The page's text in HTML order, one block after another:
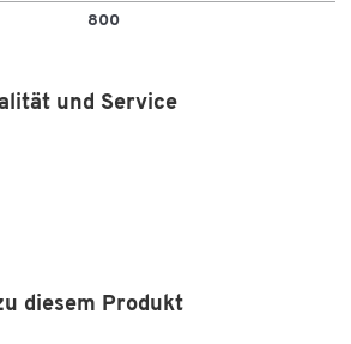
800
und Service
diesem Produkt